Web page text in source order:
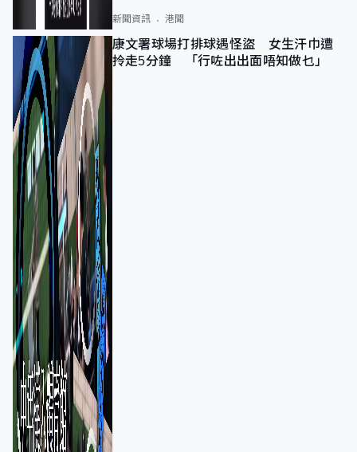
新聞資訊 港聞
康文署球場打排球遇怪盜 女生汗巾遭
拎走5分鐘 「行咗出出面唔知做乜」